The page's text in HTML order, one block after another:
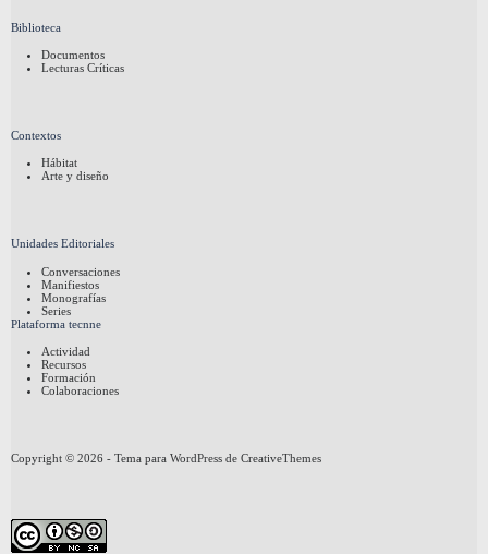
Biblioteca
Documentos
Lecturas Críticas
Contextos
Hábitat
Arte y diseño
Unidades Editoriales
Conversaciones
Manifiestos
Monografías
Series
Plataforma tecnne
Actividad
Recursos
Formación
Colaboraciones
Copyright © 2026 - Tema para WordPress de CreativeThemes